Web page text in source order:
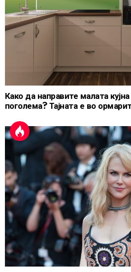
Како да направите малата
поголема? Тајната е во